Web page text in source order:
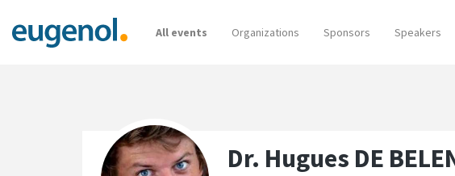
All events Organizations Sponsors Speakers
Dr. Hugues DE